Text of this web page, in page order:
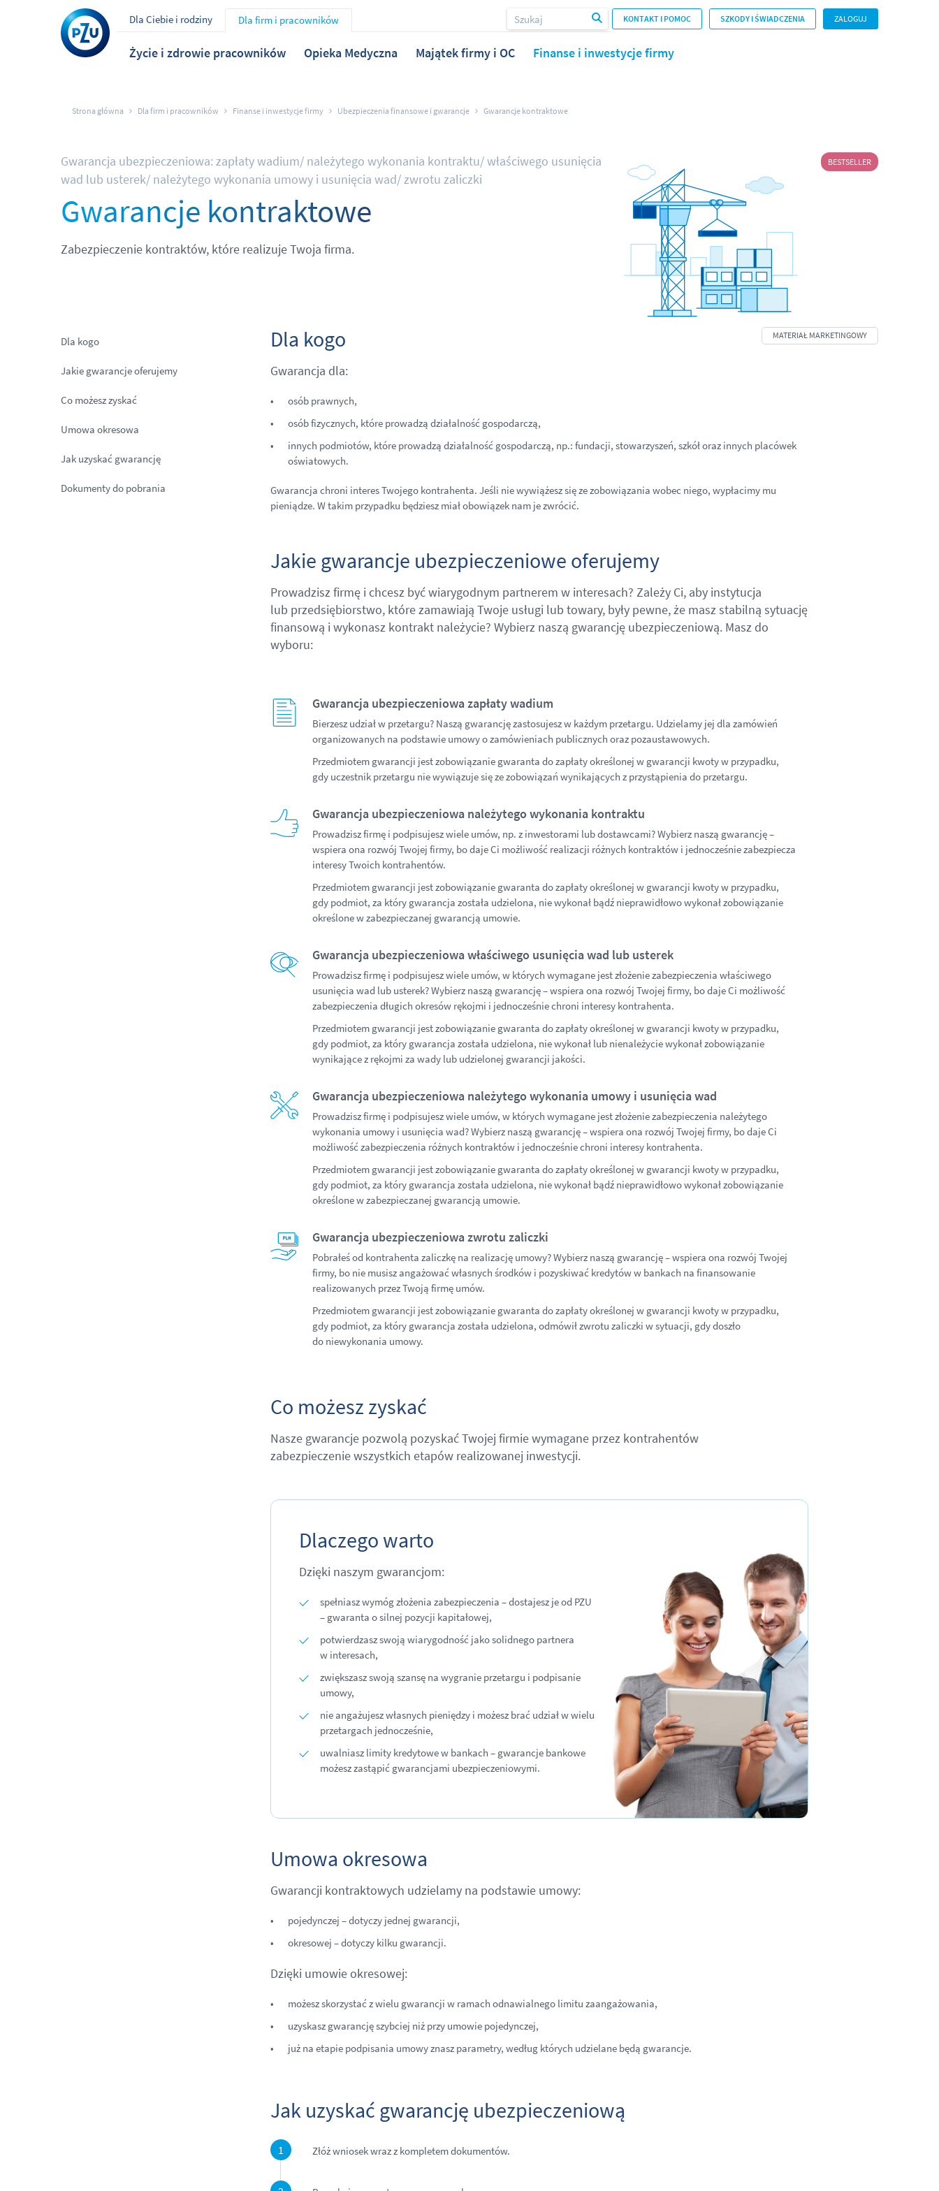
Dla Ciebie i rodziny Dla firm i pracowników
Życie i zdrowie pracowników Opieka Medyczna Majątek firmy i OC Finanse i inwestycje firmy
KONTAKT I POMOC SZKODY I ŚWIADCZENIA ZALOGUJ
Strona główna Dla firm i pracowników Finanse i inwestycje firmy Ubezpieczenia finansowe i gwarancje Gwarancje kontraktowe
Gwarancja ubezpieczeniowa: zapłaty wadium/ należytego wykonania kontraktu/ właściwego usunięcia
wad lub usterek/ należytego wykonania umowy i usunięcia wad/ zwrotu zaliczki
Gwarancje kontraktowe
Zabezpieczenie kontraktów, które realizuje Twoja firma.
BESTSELLER
Dla kogo
Jakie gwarancje oferujemy
Co możesz zyskać
Umowa okresowa
Jak uzyskać gwarancję
Dokumenty do pobrania
Dla kogo
Gwarancja dla:
osób prawnych,
osób fizycznych, które prowadzą działalność gospodarczą,
innych podmiotów, które prowadzą działalność gospodarczą, np.: fundacji, stowarzyszeń, szkół oraz innych placówek
oświatowych.
Gwarancja chroni interes Twojego kontrahenta. Jeśli nie wywiążesz się ze zobowiązania wobec niego, wypłacimy mu
pieniądze. W takim przypadku będziesz miał obowiązek nam je zwrócić.
Jakie gwarancje ubezpieczeniowe oferujemy
Prowadzisz firmę i chcesz być wiarygodnym partnerem w interesach? Zależy Ci, aby instytucja
lub przedsiębiorstwo, które zamawiają Twoje usługi lub towary, były pewne, że masz stabilną sytuację
finansową i wykonasz kontrakt należycie? Wybierz naszą gwarancję ubezpieczeniową. Masz do
wyboru:
Gwarancja ubezpieczeniowa zapłaty wadium
Bierzesz udział w przetargu? Naszą gwarancję zastosujesz w każdym przetargu. Udzielamy jej dla zamówień
organizowanych na podstawie umowy o zamówieniach publicznych oraz pozaustawowych.
Przedmiotem gwarancji jest zobowiązanie gwaranta do zapłaty określonej w gwarancji kwoty w przypadku,
gdy uczestnik przetargu nie wywiązuje się ze zobowiązań wynikających z przystąpienia do przetargu.
Gwarancja ubezpieczeniowa należytego wykonania kontraktu
Prowadzisz firmę i podpisujesz wiele umów, np. z inwestorami lub dostawcami? Wybierz naszą gwarancję –
wspiera ona rozwój Twojej firmy, bo daje Ci możliwość realizacji różnych kontraktów i jednocześnie zabezpiecza
interesy Twoich kontrahentów.
Przedmiotem gwarancji jest zobowiązanie gwaranta do zapłaty określonej w gwarancji kwoty w przypadku,
gdy podmiot, za który gwarancja została udzielona, nie wykonał bądź nieprawidłowo wykonał zobowiązanie
określone w zabezpieczanej gwarancją umowie.
Gwarancja ubezpieczeniowa właściwego usunięcia wad lub usterek
Prowadzisz firmę i podpisujesz wiele umów, w których wymagane jest złożenie zabezpieczenia właściwego
usunięcia wad lub usterek? Wybierz naszą gwarancję – wspiera ona rozwój Twojej firmy, bo daje Ci możliwość
zabezpieczenia długich okresów rękojmi i jednocześnie chroni interesy kontrahenta.
Przedmiotem gwarancji jest zobowiązanie gwaranta do zapłaty określonej w gwarancji kwoty w przypadku,
gdy podmiot, za który gwarancja została udzielona, nie wykonał lub nienależycie wykonał zobowiązanie
wynikające z rękojmi za wady lub udzielonej gwarancji jakości.
Gwarancja ubezpieczeniowa należytego wykonania umowy i usunięcia wad
Prowadzisz firmę i podpisujesz wiele umów, w których wymagane jest złożenie zabezpieczenia należytego
wykonania umowy i usunięcia wad? Wybierz naszą gwarancję – wspiera ona rozwój Twojej firmy, bo daje Ci
możliwość zabezpieczenia różnych kontraktów i jednocześnie chroni interesy kontrahenta.
Przedmiotem gwarancji jest zobowiązanie gwaranta do zapłaty określonej w gwarancji kwoty w przypadku,
gdy podmiot, za który gwarancja została udzielona, nie wykonał bądź nieprawidłowo wykonał zobowiązanie
określone w zabezpieczanej gwarancją umowie.
Gwarancja ubezpieczeniowa zwrotu zaliczki
Pobrałeś od kontrahenta zaliczkę na realizację umowy? Wybierz naszą gwarancję – wspiera ona rozwój Twojej
firmy, bo nie musisz angażować własnych środków i pozyskiwać kredytów w bankach na finansowanie
realizowanych przez Twoją firmę umów.
Przedmiotem gwarancji jest zobowiązanie gwaranta do zapłaty określonej w gwarancji kwoty w przypadku,
gdy podmiot, za który gwarancja została udzielona, odmówił zwrotu zaliczki w sytuacji, gdy doszło
do niewykonania umowy.
Co możesz zyskać
Nasze gwarancje pozwolą pozyskać Twojej firmie wymagane przez kontrahentów
zabezpieczenie wszystkich etapów realizowanej inwestycji.
Dlaczego warto
Dzięki naszym gwarancjom:
spełniasz wymóg złożenia zabezpieczenia – dostajesz je od PZU
– gwaranta o silnej pozycji kapitałowej,
potwierdzasz swoją wiarygodność jako solidnego partnera
w interesach,
zwiększasz swoją szansę na wygranie przetargu i podpisanie
umowy,
nie angażujesz własnych pieniędzy i możesz brać udział w wielu
przetargach jednocześnie,
uwalniasz limity kredytowe w bankach – gwarancje bankowe
możesz zastąpić gwarancjami ubezpieczeniowymi.
Umowa okresowa
Gwarancji kontraktowych udzielamy na podstawie umowy:
pojedynczej – dotyczy jednej gwarancji,
okresowej – dotyczy kilku gwarancji.
Dzięki umowie okresowej:
możesz skorzystać z wielu gwarancji w ramach odnawialnego limitu zaangażowania,
uzyskasz gwarancję szybciej niż przy umowie pojedynczej,
już na etapie podpisania umowy znasz parametry, według których udzielane będą gwarancje.
Jak uzyskać gwarancję ubezpieczeniową
Złóż wniosek wraz z kompletem dokumentów.